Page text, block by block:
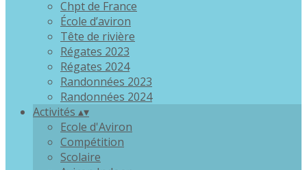
Chpt de France
École d’aviron
Tête de rivière
Régates 2023
Régates 2024
Randonnées 2023
Randonnées 2024
Activités ▴▾
Ecole d'Aviron
Compétition
Scolaire